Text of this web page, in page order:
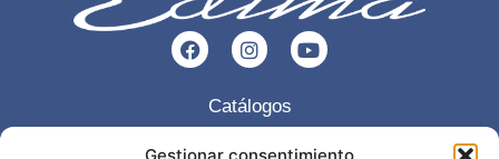
Catálogos